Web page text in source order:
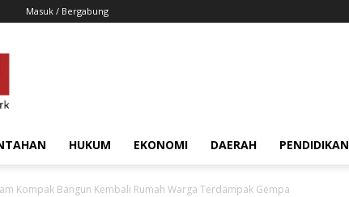
Masuk / Bergabung
HUKUM EKONOMI DAERAH PENDIDIKAN
Kompak Bangun Kembali Rumah Warga Terdampak Gempa